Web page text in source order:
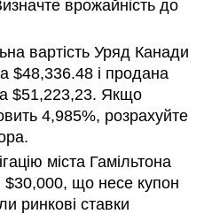
врожайність до
вартість Уряд Канади
$48,336.48 і продана
$51,223,23. Якщо
4,985%, розрахуйте
міста Гамільтона
$30,000, що несе купон
ринкові ставки